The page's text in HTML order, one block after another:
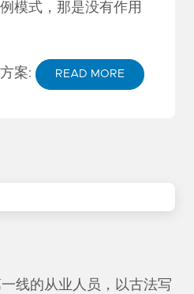
模式，那是没有作用
案: READ MORE
线的从业人员，以古法写